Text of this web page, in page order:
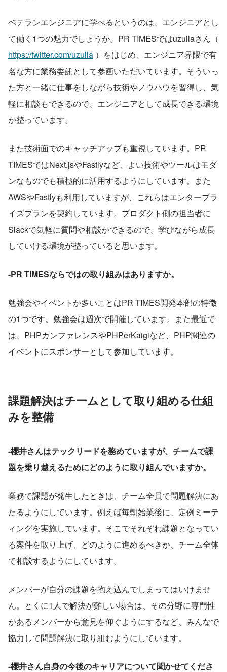
ベテランエンジニアに学べるというのは、エンジニアとし
https://twitter.com/uzulla ）をはじめ、エンジニア界隈で有
名な方に業務委託として参画いただいています。そういっ
た方と一緒に仕事をしながら技術やノウハウを習得し、気
軽に相談もできるので、エンジニアとして成長できる環境
が整っています。
また技術面でのキャッチアップも重視しています。PR
TIMESではNext.jsやFastlyなど、よい技術やツールはモダ
ンなものでも積極的に活用するようにしています。また
AWSやFastlyも利用していますが、これらはエンタープラ
イズプランを契約しています。プロダクト側の担当者に
Slackで気軽に質問や相談ができるので、学びながら成長
していける環境が整っていると思います。
-PR TIMESならではの取り組みはありますか。
勉強会やイベントが多いことはPR TIMES開発本部の特徴
の1つです。勉強会は週次で開催しています。また最近で
は、PHPカンファレンスやPHPerKaigiなど、PHP関連の
イベントにスポンサーとして参加しています。
課題解決はチームとして取り組める仕組
みを整備
-櫻井さんはテックリードを務めていますが、チームで課
題を乗り越えるためにどのように取り組んでいますか。
業務で課題が発生したときは、チーム全員で問題解決にあ
たるようにしています。例えば毎朝始業後に、定例ミーテ
ィングを実施しています。そこでそれぞれ課題となってい
る案件を取り上げ、どのように進めるべきか、チーム全体
で相談するようにしています。
メンバーが自分の課題を抱え込んでしまってはいけませ
ん。とくに1人で解決が難しい場合は、その分野に専門性
があるメンバーから意見を仰ぐようにするなど、みんなで
協力して問題解決に取り組むようにしています。
-櫻井さん自身の今後のキャリアについて聞かせてくださ